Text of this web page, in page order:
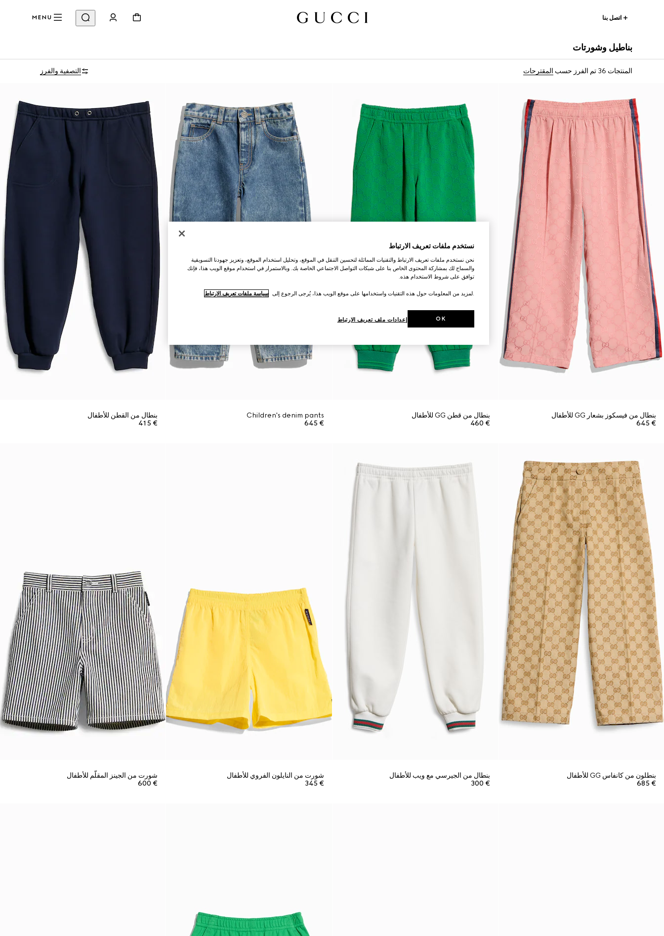
اتصل بنا MENU
بناطيل وشورتات
المنتجات 36 تم الفرز حسب المقترحات التصفية والفرز
بنطال من فيسكوز بشعار GG للأطفال
€ 645
بنطال من قطن GG للأطفال
€ 460
Children's denim pants
€ 645
بنطال من القطن للأطفال
€ 415
بنطلون من كانفاس GG للأطفال
€ 685
بنطال من الجيرسي مع ويب للأطفال
€ 300
شورت من النايلون الفروي للأطفال
€ 345
شورت من الجينز المقلّم للأطفال
€ 600
نستخدم ملفات تعريف الارتباط
نحن نستخدم ملفات تعريف الارتباط والتقنيات المماثلة لتحسين التنقل في الموقع، وتحليل استخدام الموقع، وتعزيز جهودنا التسويقية
والسماح لك بمشاركة المحتوى الخاص بنا على شبكات التواصل الاجتماعي الخاصة بك. وبالاستمرار في استخدام موقع الويب هذا، فإنك
توافق على شروط الاستخدام هذه.
.لمزيد من المعلومات حول هذه التقنيات واستخدامها على موقع الويب هذا، يُرجى الرجوع إلى سياسة ملفات تعريف الارتباط
إعدادات ملف تعريف الارتباط OK